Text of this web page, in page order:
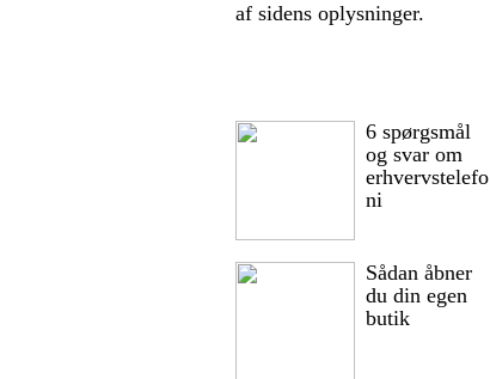
af sidens oplysninger.
6 spørgsmål
og svar om
erhvervstelefo
ni
Sådan åbner
du din egen
butik